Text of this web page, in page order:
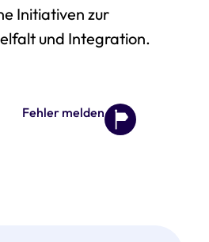
Initiativen zur
und Integration.
Fehler melden